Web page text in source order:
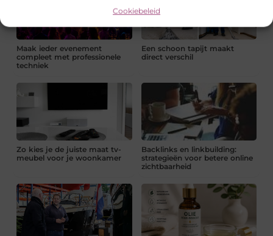
Cookiebeleid
Maak ieder evenement
compleet met professionele
techniek
Een schoon tapijt maakt
direct verschil
Zo kies je de juiste maat tv-
meubel voor je woonkamer
Backlinks en linkbuilding:
strategieën voor betere online
zichtbaarheid